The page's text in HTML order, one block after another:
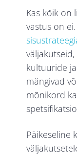
Kas kõik on
vastus on ei.
kultuuride
mängivad
mõnikord
Päikeseline